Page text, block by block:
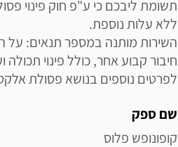
לפרטים נוספים בנושא פסולת
שם ספק
קופונופש פלוס